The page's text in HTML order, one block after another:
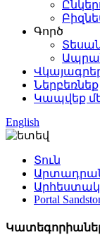
Գործ
Ներբեռնեք
Կապվեք
English
Տուն
Portal